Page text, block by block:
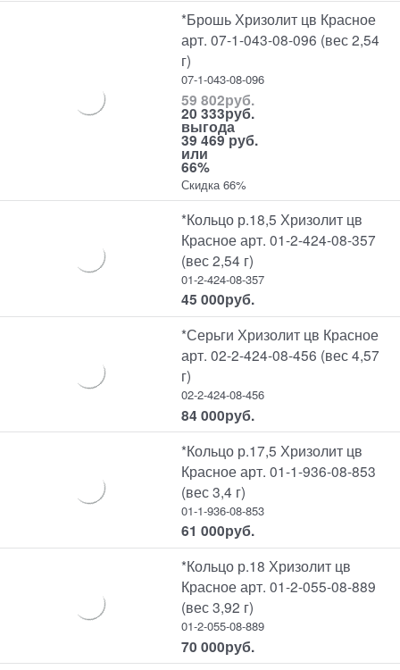
*Брошь Хризолит цв Красное
арт. 07-1-043-08-096 (вес 2,54
г)
07-1-043-08-096
59 802руб.
20 333руб.
выгода
39 469 руб.
или
66%
Скидка 66%
*Кольцо р.18,5 Хризолит цв
Красное арт. 01-2-424-08-357
(вес 2,54 г)
01-2-424-08-357
45 000руб.
*Серьги Хризолит цв Красное
арт. 02-2-424-08-456 (вес 4,57
г)
02-2-424-08-456
84 000руб.
*Кольцо р.17,5 Хризолит цв
Красное арт. 01-1-936-08-853
(вес 3,4 г)
01-1-936-08-853
61 000руб.
*Кольцо р.18 Хризолит цв
Красное арт. 01-2-055-08-889
(вес 3,92 г)
01-2-055-08-889
70 000руб.